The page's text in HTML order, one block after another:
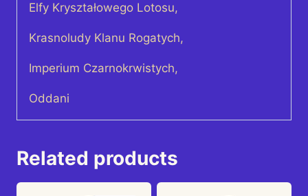
Elfy Kryształowego Lotosu,
Krasnoludy Klanu Rogatych,
Imperium Czarnokrwistych,
Oddani
Related products